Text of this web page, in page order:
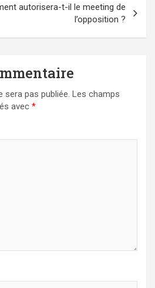
autorisera-t-il le meeting de
l’opposition ?
sera pas publiée. Les champs
avec *